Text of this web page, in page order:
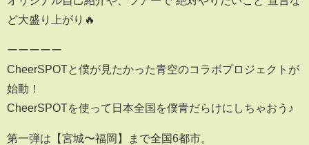
ど大盛り上がり🔥
ーーーーー
CheerSPOTと僕が見たかった青空のコラボプロジェクトが
始動！
CheerSPOTを使って日本全国を僕青だらけにしちゃおう♪
第一弾は【宮城〜福岡】まで全国6都市。